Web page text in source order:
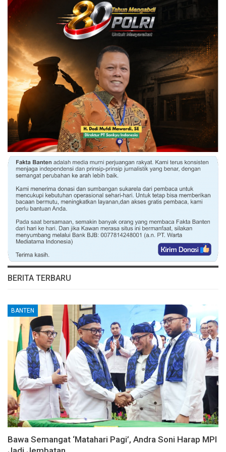
BERITA TERBARU
BANTEN
Bawa Semangat ‘Matahari Pagi’, Andra Soni Harap MPI